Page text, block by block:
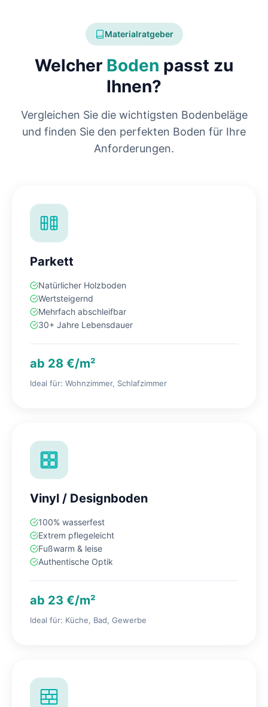
Materialratgeber
Welcher Boden passt zu
Ihnen?
Vergleichen Sie die wichtigsten Bodenbeläge
und finden Sie den perfekten Boden für Ihre
Anforderungen.
Parkett
Natürlicher Holzboden
Wertsteigernd
Mehrfach abschleifbar
30+ Jahre Lebensdauer
ab 28 €/m²
Ideal für: Wohnzimmer, Schlafzimmer
Vinyl / Designboden
100% wasserfest
Extrem pflegeleicht
Fußwarm & leise
Authentische Optik
ab 23 €/m²
Ideal für: Küche, Bad, Gewerbe